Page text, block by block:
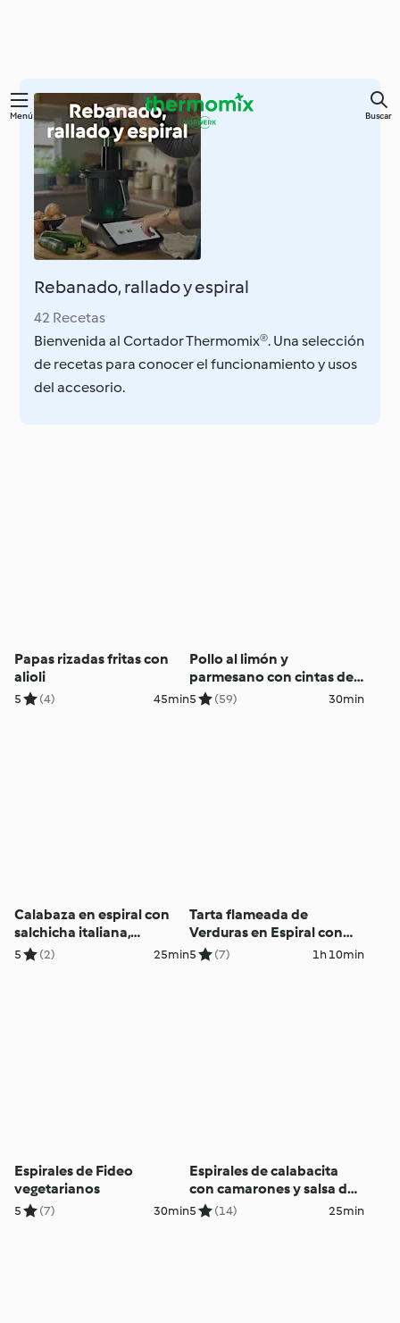
contenido
principal
Menú Buscar
Rebanado, rallado y espiral
42 Recetas
Bienvenida al Cortador Thermomix®. Una selección
de recetas para conocer el funcionamiento y usos
del accesorio.
Papas rizadas fritas con
alioli
5 (4) 45min
Pollo al limón y
parmesano con cintas de
calabacita
5 (59) 30min
Calabaza en espiral con
salchicha italiana,
gorgonzola y nueces
5 (2) 25min
Tarta flameada de
Verduras en Espiral con
Halloumi
5 (7) 1h 10min
Espirales de Fideo
vegetarianos
5 (7) 30min
Espirales de calabacita
con camarones y salsa de
limón
5 (14) 25min